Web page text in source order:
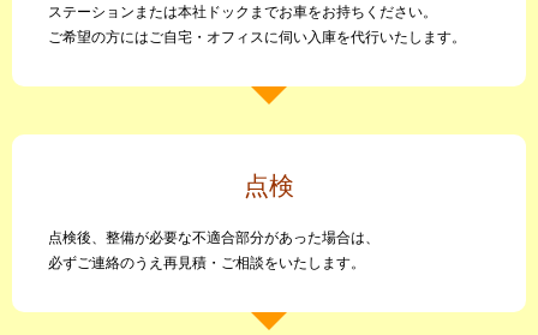
ステーションまたは本社ドックまでお車をお持ちください。
ご希望の方にはご自宅・オフィスに伺い入庫を代行いたします。
点検
点検後、整備が必要な不適合部分があった場合は、
必ずご連絡のうえ再見積・ご相談をいたします。